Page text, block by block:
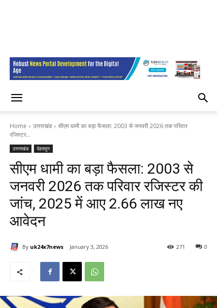
Home उत्तराखंड
सीएम धामी का बड़ा फैसला: 2003 से जनवरी 2026 तक परिवार
रजिस्टर...
उत्तराखंड देहरादून
सीएम धामी का बड़ा फैसला: 2003 से
जनवरी 2026 तक परिवार रजिस्टर की
जांच, 2025 में आए 2.66 लाख नए
आवेदन
By uk24x7news January 3, 2026 0
271